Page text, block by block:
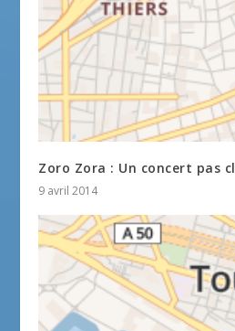
Zoro Zora : Un concert pas
9 avril 2014